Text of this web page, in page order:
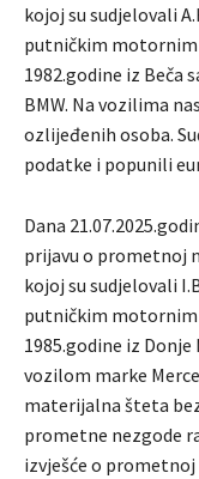
kojoj su sudjelovali
putničkim motornim
1982.godine iz
BMW. Na vozilima
ozlijeđenih osoba.
podatke i popunili
Dana
prijavu o prometnoj
kojoj su sudjelovali
putničkim motornim
1985.godine iz
vozilom marke
materijalna šteta
prometne nezgode
izvješće o prometnoj